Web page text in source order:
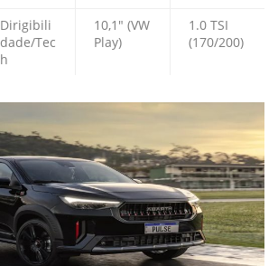
Dirigibili
dade/Tec
h
10,1″ (VW
Play)
1.0 TSI
(170/200)